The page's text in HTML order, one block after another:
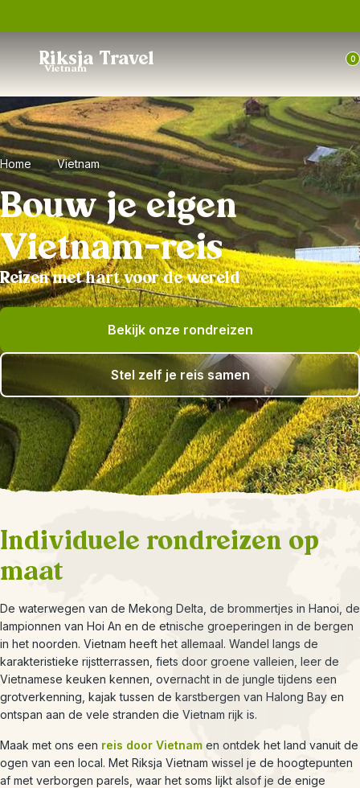
Riksja Travel
Vietnam
0
Home Vietnam
Bouw je eigen
Vietnam-reis
Reizen met hart voor de wereld
Bekijk onze rondreizen
Stel zelf je reis samen
Individuele rondreizen op
maat
De waterwegen van de Mekong Delta, de brommertjes in Hanoi, de
lampionnen van Hoi An en de etnische groeperingen in de bergen
in het noorden. Vietnam heeft het allemaal. Wandel langs de
karakteristieke rijstterrassen, fiets door groene valleien, leer de
Vietnamese keuken kennen, overnacht in de jungle tijdens een
grotverkenning, kajak tussen de karstbergen van Halong Bay en
ontspan aan de vele stranden die Vietnam rijk is.
Maak met ons een reis door Vietnam en ontdek het land vanuit de
ogen van een local. Met Riksja Vietnam wissel je de hoogtepunten
af met verborgen parels, waar het soms lijkt alsof je de enige